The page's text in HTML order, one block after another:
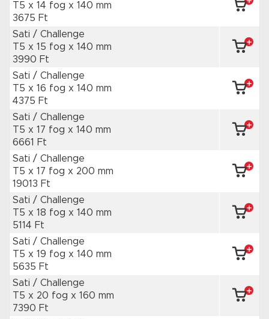
T5 x 14 fog x 140 mm
3675 Ft
Sati / Challenge
T5 x 15 fog x 140 mm
3990 Ft
Sati / Challenge
T5 x 16 fog x 140 mm
4375 Ft
Sati / Challenge
T5 x 17 fog x 140 mm
6661 Ft
Sati / Challenge
T5 x 17 fog x 200 mm
19013 Ft
Sati / Challenge
T5 x 18 fog x 140 mm
5114 Ft
Sati / Challenge
T5 x 19 fog x 140 mm
5635 Ft
Sati / Challenge
T5 x 20 fog x 160 mm
7390 Ft